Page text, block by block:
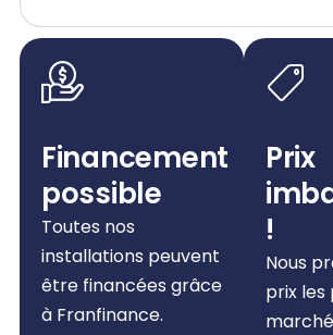
Financement
possible
Toutes nos
installations peuvent
être financées grâce
à Franfinance.
Prix
!
Nous
prix les